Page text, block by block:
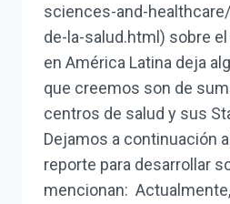
sciences-and-
de-la-salud.html) sobre
en América Latina deja
que creemos son de
centros de salud y sus
Dejamos a continuación
reporte para desarrollar
mencionan: